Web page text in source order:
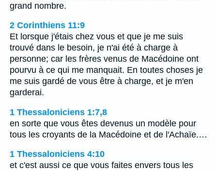
grand nombre.
2 Corinthiens 11:9
Et lorsque j'étais chez vous et que je me suis
trouvé dans le besoin, je n'ai été à charge à
personne; car les frères venus de Macédoine ont
pourvu à ce qui me manquait. En toutes choses je
me suis gardé de vous être à charge, et je m'en
garderai.
1 Thessaloniciens 1:7,8
en sorte que vous êtes devenus un modèle pour
tous les croyants de la Macédoine et de l'Achaïe.…
1 Thessaloniciens 4:10
et c'est aussi ce que vous faites envers tous les